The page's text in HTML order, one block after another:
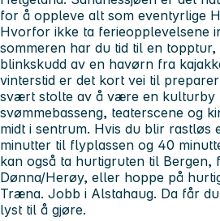
for å oppleve alt som eventyrlige
Hvorfor ikke ta ferieopplevelsene
sommeren har du tid til en
blinkskudd av en havørn fra
vinterstid er det kort vei til
svært stolte av å være en kulturby
svømmebasseng, teaterscene og
midt i sentrum. Hvis du blir rastløs
minutter til flyplassen og 40
kan også ta hurtigruten til Bergen,
Dønna/Herøy, eller hoppe på
Træna. Jobb i Alstahaug. Da får
lyst til å gjøre.